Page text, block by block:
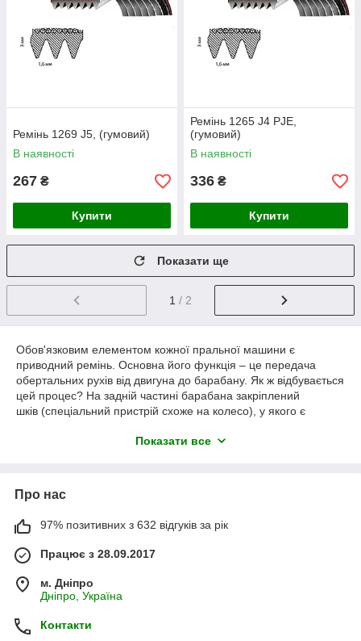
Ремінь 1269 J5, (гумовий)
В наявності
267 ₴
Купити
Ремінь 1265 J4 PJE,
(гумовий)
В наявності
336 ₴
Купити
Показати ще
1 / 2
Обов'язковим елементом кожної пральної машини є
приводний ремінь. Основна його функція – це передача
обертальних рухів від двигуна до барабану. Як ж відбувається
цей процес? На задній частині барабана закріплений
шків (спеціальний пристрій схоже на колесо), у якого є
дію за рахунок сили тертя, що виникає від натягу ременя.
собственно и передает момент вращения от
электродвигателя к барабану. Профили шкива и ремня
должны обязательно совпадать. Большое влияние на
полезное действие при передаче крутящего момента играет
степень натяжения ременной передачи. Поэтому, ремни
поддаются сильному износу, могут рваться или
растягиваться. В таких ситуациях возникает необходимость
покупки нового ремня для стиральной машины.
Пральні машини відомих брендів давно міцно зайняли свою
нішу серед іншої домашньої техніки. Не завжди весь період
Показати все
Про нас
97% позитивних з 632 відгуків за рік
Працює з 28.09.2017
м. Дніпро
Дніпро, Україна
Контакти